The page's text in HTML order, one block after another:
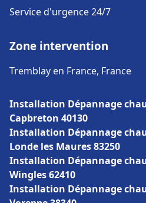
Service d'urgence 24/7
Zone intervention
Tremblay en France, France
Installation Dépannage
Capbreton 40130
Installation Dépannage
Londe les Maures 83250
Installation Dépannage
Wingles 62410
Installation Dépannage